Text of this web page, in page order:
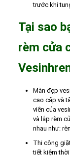
trước khi
Tại sao
rèm cửa
Màn đẹp
cao cấp và
viên của
và lắp rèm
nhau như:
Thi công
tiết kiệm